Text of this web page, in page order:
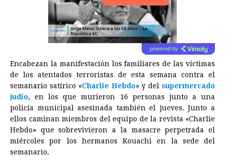
powered by
Encabezan la manifestación los familiares de las víctimas
de los atentados terroristas de esta semana contra el
semanario satírico «Charlie Hebdo» y del supermercado
judío, en los que murieron 16 personas junto a una
policía municipal asesinada también el jueves. Junto a
ellos caminan miembros del equipo de la revista «Charlie
Hebdo» que sobrevivieron a la masacre perpetrada el
miércoles por los hermanos Kouachi en la sede del
semanario.